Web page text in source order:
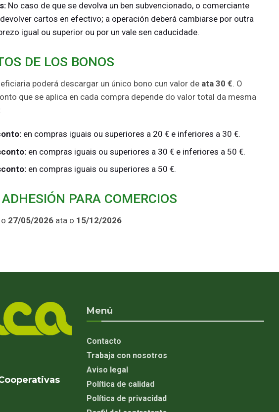
No caso de que se devolva un ben subvencionado, o comerciante
cartos en efectivo; a operación deberá cambiarse por outra
igual ou superior ou por un vale sen caducidade.
DE LOS BONOS
poderá descargar un único bono cun valor de ata 30 €. O
que se aplica en cada compra depende do valor total da mesma
en compras iguais ou superiores a 20 € e inferiores a 30 €.
en compras iguais ou superiores a 30 € e inferiores a 50 €.
en compras iguais ou superiores a 50 €.
PARA COMERCIOS
27/05/2026 ata o 15/12/2026
Menú
Contacto
Trabaja con nosotros
Aviso legal
Política de calidad
Política de privacidad